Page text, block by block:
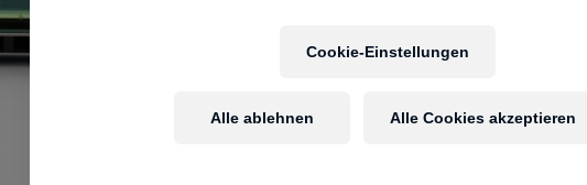
Cookie-Einstellungen
Alle ablehnen Alle Cookies akzeptieren